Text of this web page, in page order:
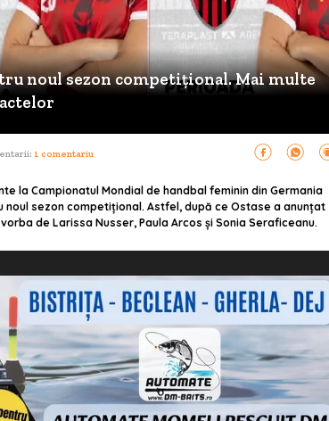
noul sezon competițional. Mai multe
1 comentariu
la Campionatul Mondial de handbal feminin din Germania
sezon competițional. Astfel, după ce Ostase a anunțat
de Larissa Nusser, Paula Arcos și Sonia Seraficeanu.